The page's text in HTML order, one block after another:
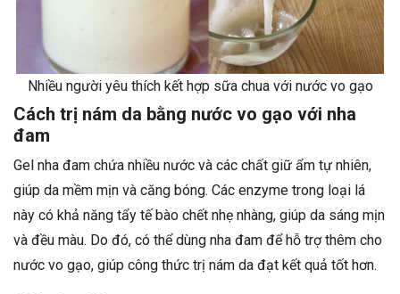
Nhiều người yêu thích kết hợp sữa chua với nước vo gạo
Cách trị nám da bằng nước vo gạo với nha
đam
Gel nha đam chứa nhiều nước và các chất giữ ẩm tự nhiên,
giúp da mềm mịn và căng bóng. Các enzyme trong loại lá
này có khả năng tẩy tế bào chết nhẹ nhàng, giúp da sáng mịn
và đều màu. Do đó, có thể dùng nha đam để hỗ trợ thêm cho
nước vo gạo, giúp công thức trị nám da đạt kết quả tốt hơn.